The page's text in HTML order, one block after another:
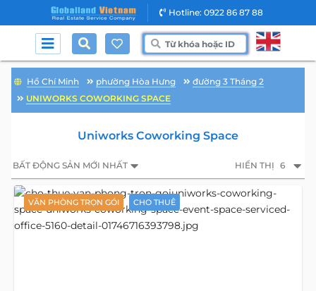
Hotline: 0922 86 87 88
Hồ Chí Minh phường Hòa Hưng
đường 3 Tháng 2
UNIWORKS COWORKING SPACE
Uniworks Coworking Space
BẤT ĐỘNG SẢN MỚI NHẤT HIỂN THỊ 6
VĂN PHÒNG TRỌN GÓI CHO THUÊ